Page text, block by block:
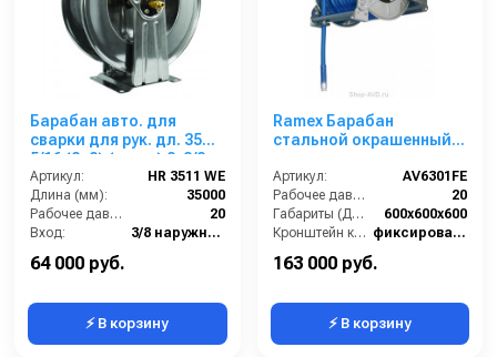
Барабан авто. для
сварки для рук. дл. 35м
5/16 (8+8) (нерж.) 2x3/8ш.
2x3/8г. 20 бар
Артикул:
HR 3511 WE
Длина (мм):
35000
Рабочее давление (бар):
20
Вход:
3/8 наружняя резьба
64 000 руб.
⚡ В корзину
Ramex Барабан
стальной окрашенный с
механизмом AV 6301 FE
Артикул:
AV6301FE
Рабочее давление (бар):
20
Габариты (ДхШхВ):
600x600x600
Кронштейн катушки:
фиксированный
163 000 руб.
⚡ В корзину